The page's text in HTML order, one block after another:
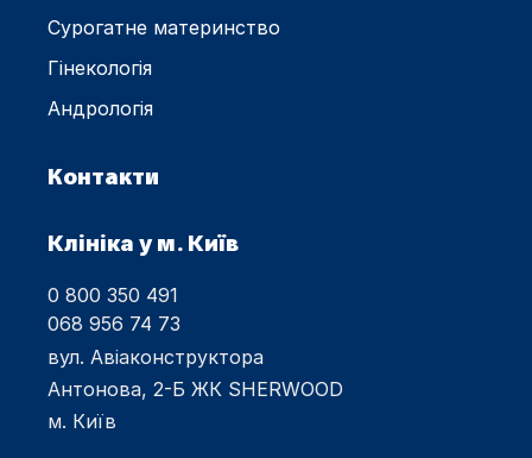
Сурогатне материнство
Гінекологія
Андрологія
Контакти
Клініка у м. Київ
0 800 350 491
068 956 74 73
вул. Авіаконструктора
Антонова, 2-Б ЖК SHERWOOD
м. Київ